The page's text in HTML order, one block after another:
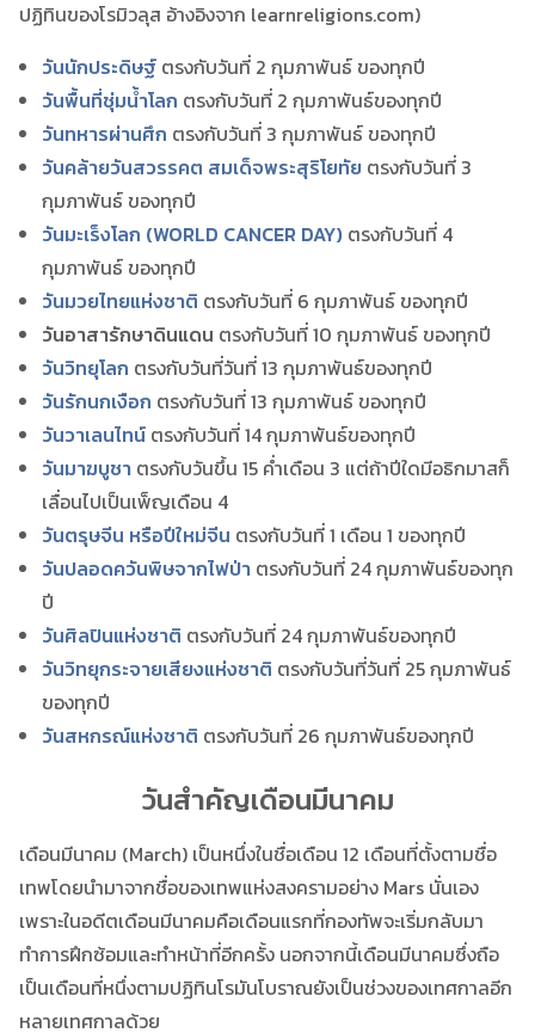
ปฏิทินของโรมิวลุส อ้างอิงจาก learnreligions.com)
วันนักประดิษฐ์ ตรงกับวันที่ 2 กุมภาพันธ์ ของทุกปี
วันพื้นที่ชุ่มน้ำโลก ตรงกับวันที่ 2 กุมภาพันธ์ของทุกปี
วันทหารผ่านศึก ตรงกับวันที่ 3 กุมภาพันธ์ ของทุกปี
วันคล้ายวันสวรรคต สมเด็จพระสุริโยทัย ตรงกับวันที่ 3
กุมภาพันธ์ ของทุกปี
วันมะเร็งโลก (WORLD CANCER DAY) ตรงกับวันที่ 4
กุมภาพันธ์ ของทุกปี
วันมวยไทยแห่งชาติ ตรงกับวันที่ 6 กุมภาพันธ์ ของทุกปี
วันอาสารักษาดินแดน ตรงกับวันที่ 10 กุมภาพันธ์ ของทุกปี
วันวิทยุโลก ตรงกับวันที่วันที่ 13 กุมภาพันธ์ของทุกปี
วันรักนกเงือก ตรงกับวันที่ 13 กุมภาพันธ์ ของทุกปี
วันวาเลนไทน์ ตรงกับวันที่ 14 กุมภาพันธ์ของทุกปี
วันมาฆบูชา ตรงกับวันขึ้น 15 ค่ำเดือน 3 แต่ถ้าปีใดมีอธิกมาสก็
เลื่อนไปเป็นเพ็ญเดือน 4
วันตรุษจีน หรือปีใหม่จีน ตรงกับวันที่ 1 เดือน 1 ของทุกปี
วันปลอดควันพิษจากไฟป่า ตรงกับวันที่ 24 กุมภาพันธ์ของทุก
ปี
วันศิลปินแห่งชาติ ตรงกับวันที่ 24 กุมภาพันธ์ของทุกปี
วันวิทยุกระจายเสียงแห่งชาติ ตรงกับวันที่วันที่ 25 กุมภาพันธ์
ของทุกปี
วันสหกรณ์แห่งชาติ ตรงกับวันที่ 26 กุมภาพันธ์ของทุกปี
วันสำคัญเดือนมีนาคม
เดือนมีนาคม (March) เป็นหนึ่งในชื่อเดือน 12 เดือนที่ตั้งตามชื่อ
เทพโดยนำมาจากชื่อของเทพแห่งสงครามอย่าง Mars นั่นเอง
เพราะในอดีตเดือนมีนาคมคือเดือนแรกที่กองทัพจะเริ่มกลับมา
ทำการฝึกซ้อมและทำหน้าที่อีกครั้ง นอกจากนี้เดือนมีนาคมซึ่งถือ
เป็นเดือนที่หนึ่งตามปฏิทินโรมันโบราณยังเป็นช่วงของเทศกาลอีก
หลายเทศกาลด้วย